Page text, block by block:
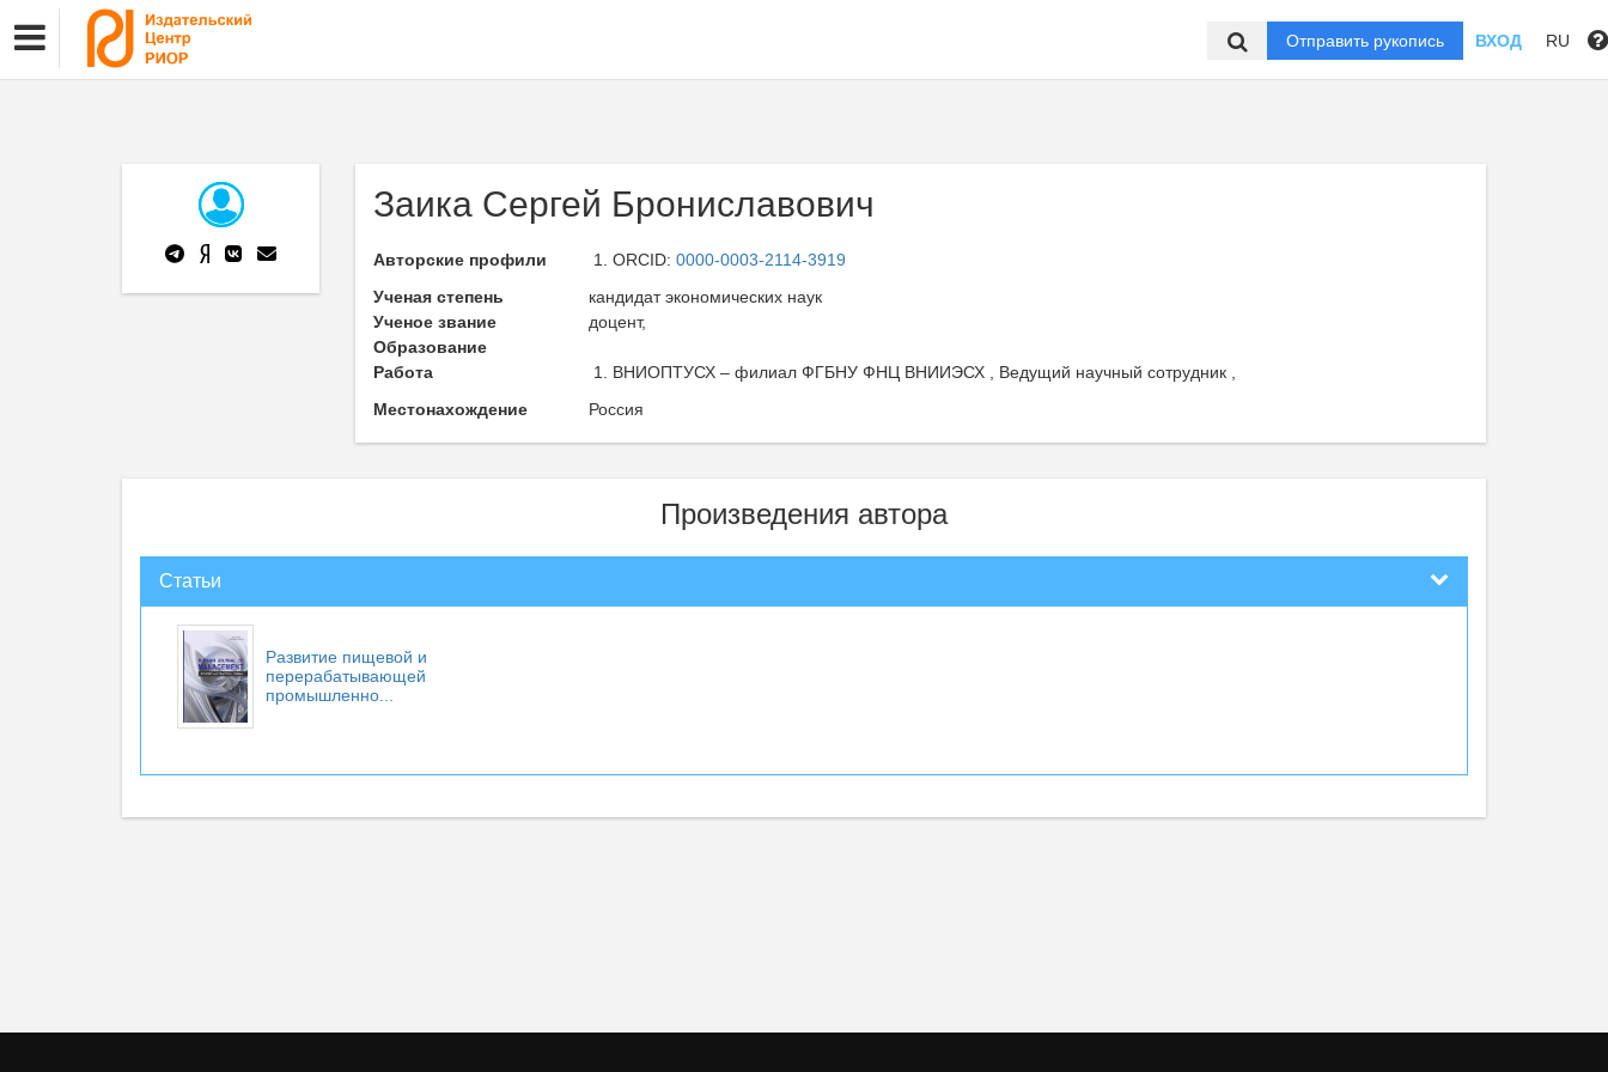
Отправить рукопись ВХОД RU
Заика Сергей Брониславович
Авторские профили ORCID: 0000-0003-2114-3919
Ученая степень
кандидат экономических наук
Ученое звание
доцент,
Образование
Работа
ВНИОПТУСХ – филиал ФГБНУ ФНЦ ВНИИЭСХ , Ведущий научный сотрудник ,
Местонахождение
Россия
Произведения автора
Статьи
Развитие пищевой и
перерабатывающей
промышленно...